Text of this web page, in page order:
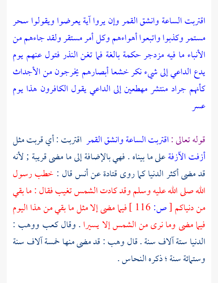
اقتربت الساعة وانشق القمر وإن يروا آية يعرضوا ويقولوا سحر
مستمر وكذبوا واتبعوا أهواءهم وكل أمر مستقر ولقد جاءهم من
الأنباء ما فيه مزدجر حكمة بالغة فما تغن النذر فتول عنهم يوم
يدع الداعي إلى شيء نكر خشعا أبصارهم يخرجون من الأجداث
كأنهم جراد منتشر مهطعين إلى الداعي يقول الكافرون هذا يوم
عسر
قوله تعالى :اقتربت الساعة وانشق القمر اقتربت : أي قربت مثل
أزفت الآزفةعلى ما بيناه . فهي بالإضافة إلى ما مضى قريبة ; لأنه
قد مضى أكثر الدنيا كما روىقتادةعنأنسقال : خطب رسول
الله صلى الله عليه وسلم وقد كادت الشمس تغيب فقال : ما بقي
من دنياكم[ص:
فيما مضى إلا مثل ما بقي من هذا اليوم
فيما مضى وما نرى من الشمس إلا يسيرا. وقالكعب ووهب :
الدنيا ستة آلاف سنة . قالوهب: قد مضى منها خمسة آلاف سنة
وستمائة سنة ؛ ذكرهالنحاس.